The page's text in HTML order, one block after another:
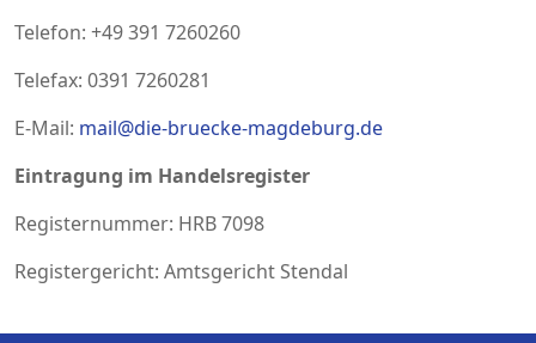
Telefon: +49 391 7260260
Telefax: 0391 7260281
E-Mail: mail@die-bruecke-magdeburg.de
Eintragung im Handelsregister
Registernummer: HRB 7098
Registergericht: Amtsgericht Stendal